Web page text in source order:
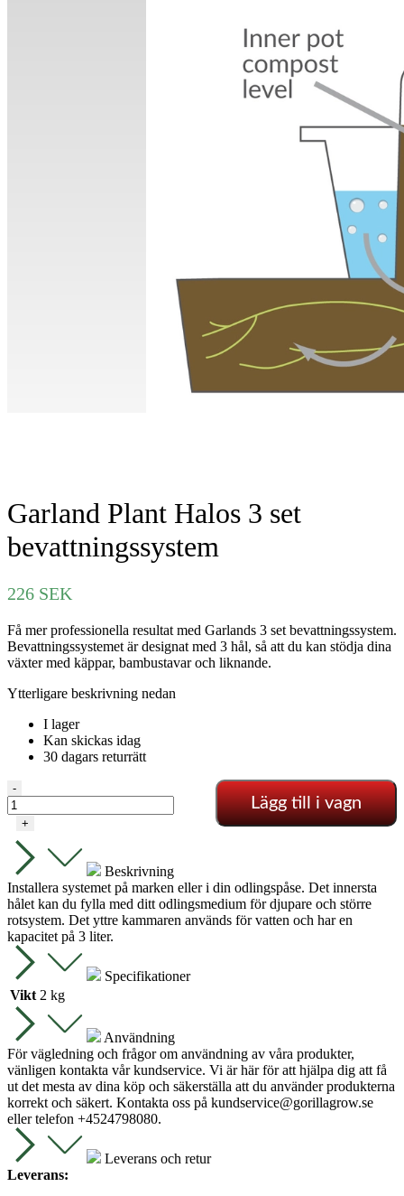
Garland Plant Halos 3 set
bevattningssystem
226 SEK
Få mer professionella resultat med Garlands 3 set bevattningssystem.
Bevattningssystemet är designat med 3 hål, så att du kan stödja dina
växter med käppar, bambustavar och liknande.
Ytterligare beskrivning nedan
I lager
Kan skickas idag
30 dagars returrätt
Garland
Plant
Halos
set
bevattningssystem
mängd
-
+
Lägg till i vagn
Beskrivning
Installera systemet på marken eller i din odlingspåse. Det innersta
hålet kan du fylla med ditt odlingsmedium för djupare och större
rotsystem. Det yttre kammaren används för vatten och har en
kapacitet på 3 liter.
Specifikationer
Vikt 2 kg
Användning
För vägledning och frågor om användning av våra produkter,
vänligen kontakta vår kundservice. Vi är här för att hjälpa dig att få
ut det mesta av dina köp och säkerställa att du använder produkterna
korrekt och säkert. Kontakta oss på kundservice@gorillagrow.se
eller telefon +4524798080.
Leverans och retur
Leverans: